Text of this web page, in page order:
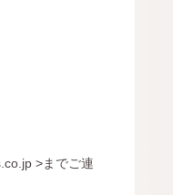
>までご連